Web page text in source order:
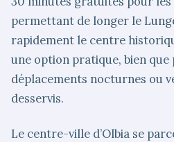
permettant de longer le
rapidement le centre
une option pratique, bien que
déplacements nocturnes ou
desservis.
Le centre-ville d’Olbia se